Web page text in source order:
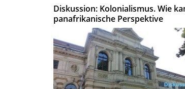
Diskussion: Kolonialismus. Wie
panafrikanische Perspektive